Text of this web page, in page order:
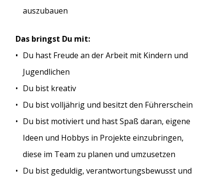
auszubauen
Das bringst Du mit:
Du hast Freude an der Arbeit mit Kindern und
Jugendlichen
Du bist kreativ
Du bist volljährig und besitzt den Führerschein
Du bist motiviert und hast Spaß daran, eigene
Ideen und Hobbys in Projekte einzubringen,
diese im Team zu planen und umzusetzen
Du bist geduldig, verantwortungsbewusst und